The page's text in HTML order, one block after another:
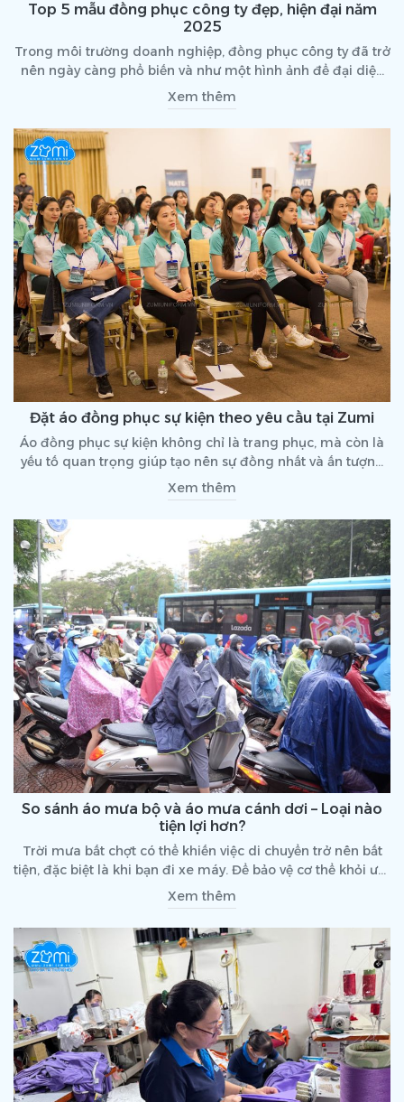
Top 5 mẫu đồng phục công ty đẹp, hiện đại năm
2025
Trong môi trường doanh nghiệp, đồng phục công ty đã trở
nên ngày càng phổ biến và như một hình ảnh để đại diện
cho thương hiệu. Chọn một mẫu đồng phục công ty đẹp
không chỉ giúp tăng tính thẩm mỹ mà còn gây ấn tượng
trong lòng khách hàng và các đối tác. Nếu bạn đang tìm ý
tưởng những mẫu đồng phục công ty đẹp 2025, hãy cùng
chúng tôi tìm hiểu ngay trong bài viết dưới đây nhé!
Xem thêm
Đặt áo đồng phục sự kiện theo yêu cầu tại Zumi
Áo đồng phục sự kiện không chỉ là trang phục, mà còn là
yếu tố quan trọng giúp tạo nên sự đồng nhất và ấn tượng
cho đội ngũ tham gia. Việc đặt áo đồng phục sự kiện theo
yêu cầu sẽ mang đến những sản phẩm độc đáo, sáng tạo,
hoàn toàn phù hợp với concept của từng sự kiện.
Xem thêm
So sánh áo mưa bộ và áo mưa cánh dơi – Loại nào
tiện lợi hơn?
Trời mưa bất chợt có thể khiến việc di chuyển trở nên bất
tiện, đặc biệt là khi bạn đi xe máy. Để bảo vệ cơ thể khỏi ướt
mưa, nhiều người phân vân giữa hai loại áo mưa phổ biến:
áo mưa bộ và áo mưa cánh dơi. Vậy loại nào tiện lợi hơn và
phù hợp với nhu cầu sử dụng hằng ngày?
Xem thêm